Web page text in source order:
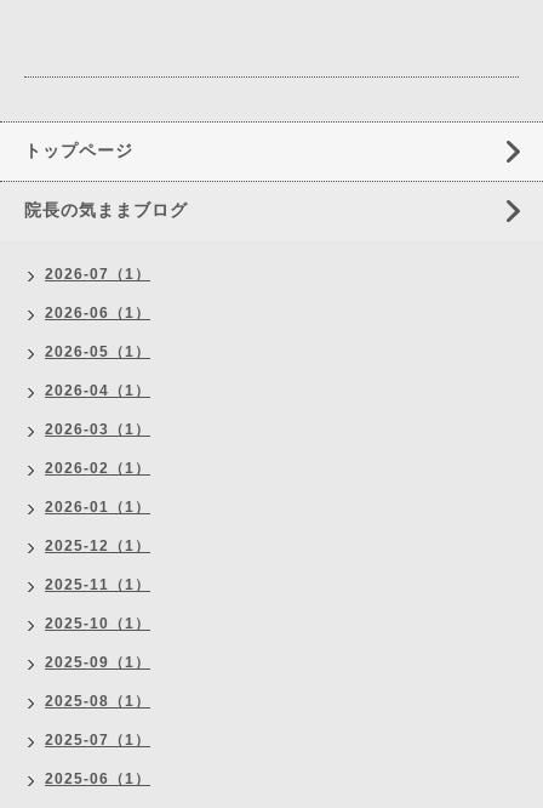
トップページ
院長の気ままブログ
2026-07（1）
2026-06（1）
2026-05（1）
2026-04（1）
2026-03（1）
2026-02（1）
2026-01（1）
2025-12（1）
2025-11（1）
2025-10（1）
2025-09（1）
2025-08（1）
2025-07（1）
2025-06（1）